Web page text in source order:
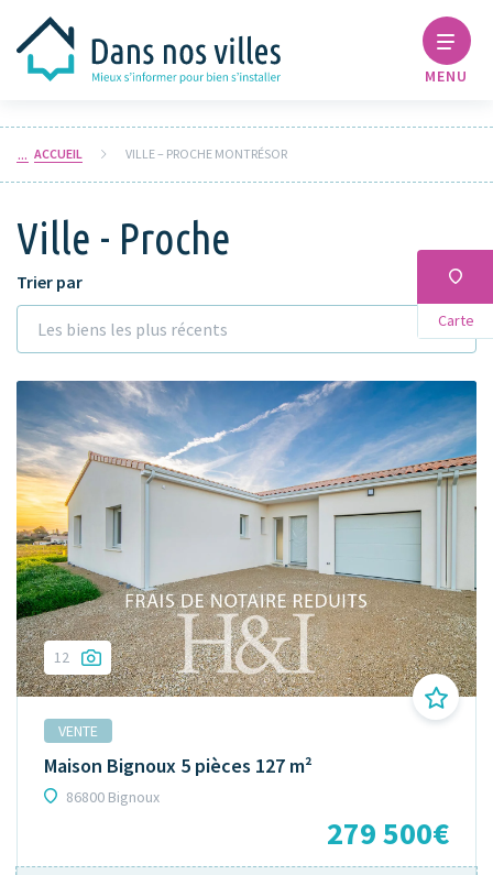
MENU
ACCUEIL VILLE – PROCHE MONTRÉSOR
Ville - Proche
Carte
Trier par
Les biens les plus récents
12
VENTE
Maison Bignoux 5 pièces 127 m²
86800 Bignoux
279 500€